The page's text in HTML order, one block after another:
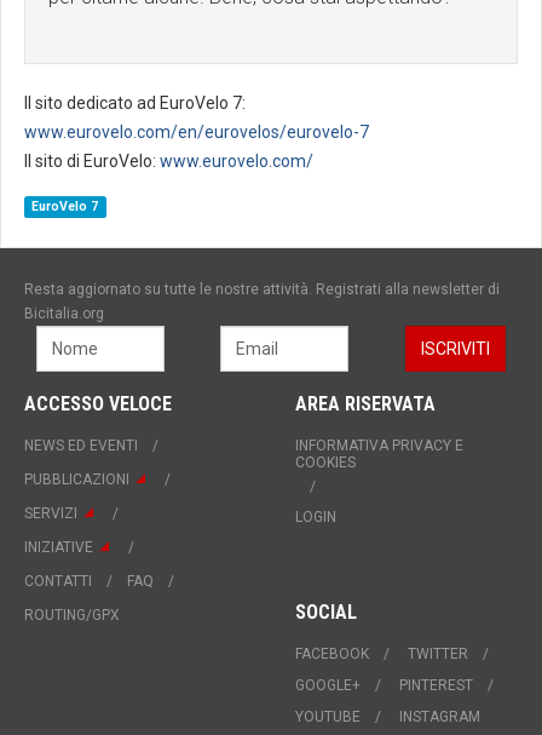
Il sito dedicato ad EuroVelo 7:
www.eurovelo.com/en/eurovelos/eurovelo-7
Il sito di EuroVelo: www.eurovelo.com/
EuroVelo 7
Resta aggiornato su tutte le nostre attività. Registrati alla newsletter di
Bicitalia.org
ACCESSO VELOCE
NEWS ED EVENTI
PUBBLICAZIONI
SERVIZI
INIZIATIVE
CONTATTI
FAQ
ROUTING/GPX
AREA RISERVATA
INFORMATIVA PRIVACY E
COOKIES
LOGIN
SOCIAL
FACEBOOK
TWITTER
GOOGLE+
PINTEREST
YOUTUBE
INSTAGRAM